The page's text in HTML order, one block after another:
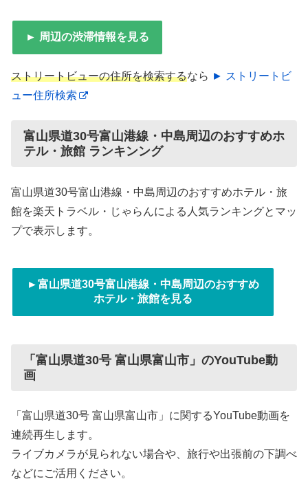
► 周辺の渋滞情報を見る
ストリートビューの住所を検索するなら ► ストリートビ
ュー住所検索
富山県道30号富山港線・中島周辺のおすすめホ
テル・旅館 ランキンング
富山県道30号富山港線・中島周辺のおすすめホテル・旅
館を楽天トラベル・じゃらんによる人気ランキングとマッ
プで表示します。
►富山県道30号富山港線・中島周辺のおすすめ
ホテル・旅館を見る
「富山県道30号 富山県富山市」のYouTube動
画
「富山県道30号 富山県富山市」に関するYouTube動画を
連続再生します。
ライブカメラが見られない場合や、旅行や出張前の下調べ
などにご活用ください。